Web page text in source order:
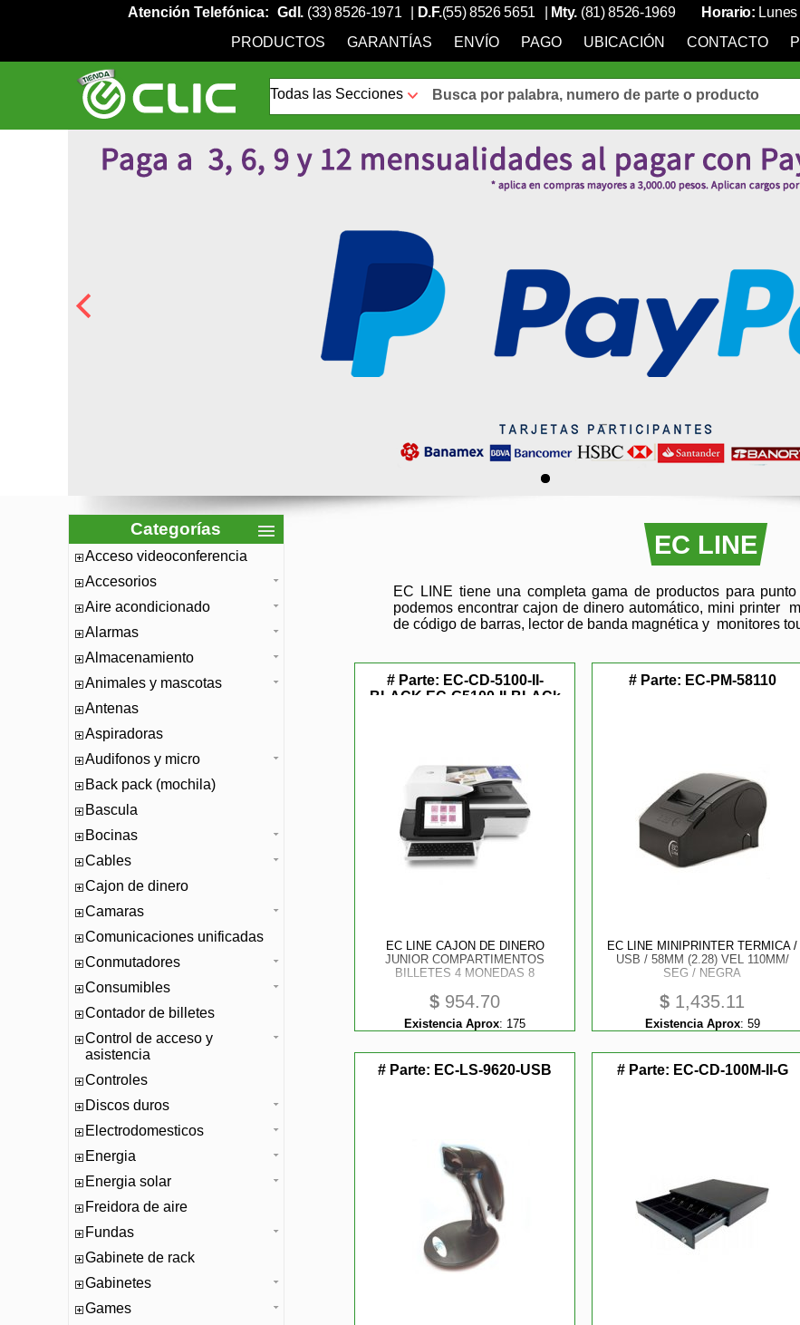
Atención Telefónica: Gdl. (33) 8526-1971 D.F.(55) 8526 5651 Mty. (81) 8526-1969 Horario:
PRODUCTOS
GARANTÍAS ENVÍO PAGO UBICACIÓN CONTACTO
Categorías
Acceso videoconferencia
Accesorios
Aire acondicionado
Alarmas
Almacenamiento
Animales y mascotas
Antenas
Aspiradoras
Audifonos y micro
Back pack (mochila)
Bascula
Bocinas
Cables
Cajon de dinero
Camaras
Comunicaciones unificadas
Conmutadores
Consumibles
Contador de billetes
Control de acceso y
asistencia
Controles
Discos duros
Electrodomesticos
Energia
Energia solar
Freidora de aire
Fundas
Gabinete de rack
Gabinetes
Games
EC LINE
EC LINE tiene una completa gama de productos para
podemos encontrar cajon de dinero automático, mini printer
de código de barras, lector de banda magnética y monitores
# Parte: EC-CD-5100-II-
BLACK,EC-G5100-II-BLACk
EC LINE CAJON DE DINERO
JUNIOR COMPARTIMENTOS
BILLETES 4 MONEDAS 8
$ 954.70
Existencia Aprox: 175
# Parte: EC-PM-58110
EC LINE MINIPRINTER TERMICA /
USB / 58MM (2.28) VEL 110MM/
SEG / NEGRA
$ 1,435.11
Existencia Aprox: 59
# Parte: EC-LS-9620-USB # Parte: EC-CD-100M-II-G